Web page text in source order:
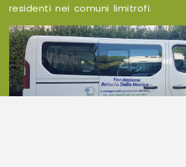
residenti nei comuni limitrofi.